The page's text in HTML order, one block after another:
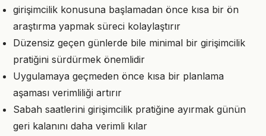
girişimcilik konusuna başlamadan önce kısa bir ön
araştırma yapmak süreci kolaylaştırır
Düzensiz geçen günlerde bile minimal bir girişimcilik
pratiğini sürdürmek önemlidir
Uygulamaya geçmeden önce kısa bir planlama
aşaması verimliliği artırır
Sabah saatlerini girişimcilik pratiğine ayırmak günün
geri kalanını daha verimli kılar